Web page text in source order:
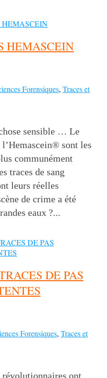
HEMASCEIN
Forensiques, Traces et
sensible … Le
sont les
communément
traces de sang
leurs réelles
de crime a été
eaux ?...
DE PAS
Forensiques, Traces et
révolutionnaires ont